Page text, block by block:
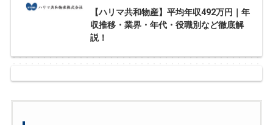
【ハリマ共和物産】平均年収492万円｜年
収推移・業界・年代・役職別など徹底解
説！